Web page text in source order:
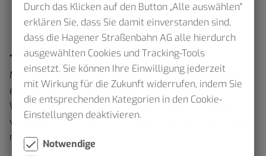
Jetzt die HST App installieren
Mit dieser Video-Anleitung kann die HST App ganz
einfach auf dem Smartphone installiert werden.
Wichtig: Vorher sollte ein Zahlungsdienst z.B. Paypal
verfügbar sein, um die Installation und die Einrichtung
reibungslos durchzuführen.
Durch das Klicken auf den Button „Alle auswählen"
erklären Sie, dass Sie damit einverstanden sind,
dass die Hagener Straßenbahn AG alle hierdurch
ausgewählten Cookies und Tracking-Tools
einsetzt. Sie können Ihre Einwilligung jederzeit
mit Wirkung für die Zukunft widerrufen, indem Sie
die entsprechenden Kategorien in den Cookie-
Einstellungen deaktivieren.
Notwendige